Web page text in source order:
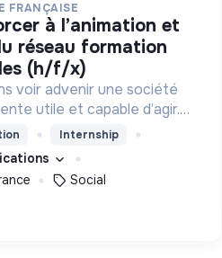
FRANÇAISE
réseau formation
(h/f/x)
voir advenir une société
utile et capable d’agir.
proposons des moyens et
innovants et
Internship
Social